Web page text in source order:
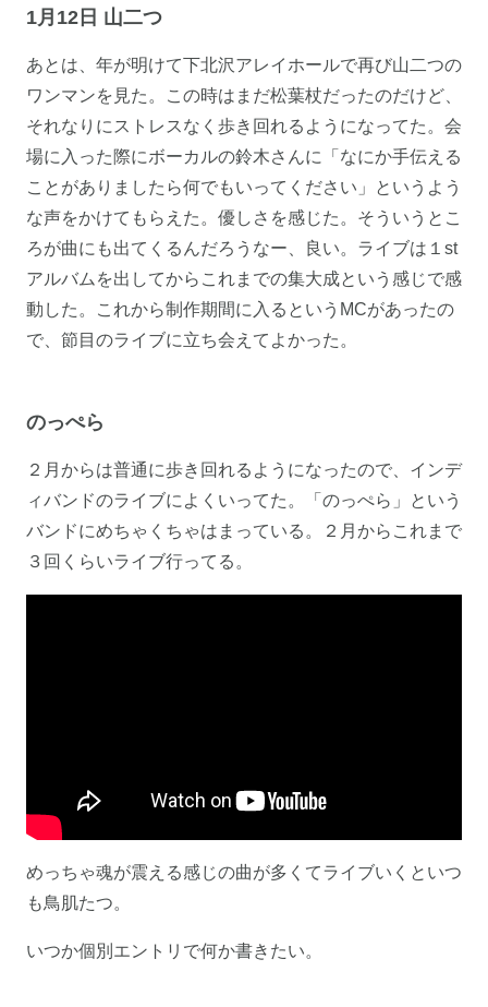
1月12日 山二つ
あとは、年が明けて下北沢アレイホールで再び山二つの
ワンマンを見た。この時はまだ松葉杖だったのだけど、
それなりにストレスなく歩き回れるようになってた。会
場に入った際にボーカルの鈴木さんに「なにか手伝える
ことがありましたら何でもいってください」というよう
な声をかけてもらえた。優しさを感じた。そういうとこ
ろが曲にも出てくるんだろうなー、良い。ライブは１st
アルバムを出してからこれまでの集大成という感じで感
動した。これから制作期間に入るというMCがあったの
で、節目のライブに立ち会えてよかった。
のっぺら
２月からは普通に歩き回れるようになったので、インデ
ィバンドのライブによくいってた。「のっぺら」という
バンドにめちゃくちゃはまっている。２月からこれまで
３回くらいライブ行ってる。
めっちゃ魂が震える感じの曲が多くてライブいくといつ
も鳥肌たつ。
いつか個別エントリで何か書きたい。